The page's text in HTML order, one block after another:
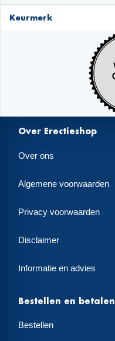
Keurmerk
Over Erectieshop
Over ons
Algemene voorwaarden
Privacy voorwaarden
Disclaimer
Informatie en advies
Bestellen en betalen
Bestellen